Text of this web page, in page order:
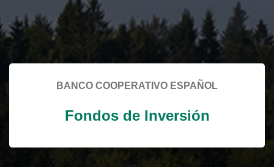
espere...
BANCO COOPERATIVO ESPAÑOL
Fondos de Inversión